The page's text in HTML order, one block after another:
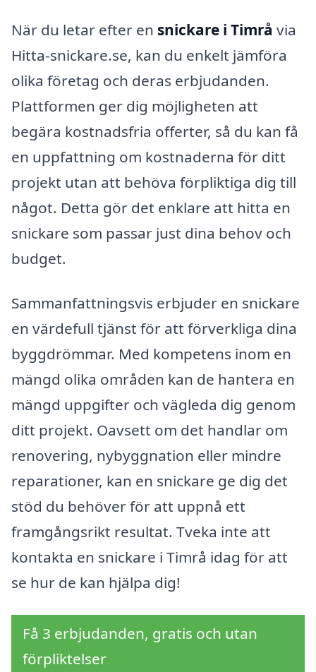
När du letar efter en snickare i Timrå via
Hitta-snickare.se, kan du enkelt jämföra
olika företag och deras erbjudanden.
Plattformen ger dig möjligheten att
begära kostnadsfria offerter, så du kan få
en uppfattning om kostnaderna för ditt
projekt utan att behöva förpliktiga dig till
något. Detta gör det enklare att hitta en
snickare som passar just dina behov och
budget.
Sammanfattningsvis erbjuder en snickare
en värdefull tjänst för att förverkliga dina
byggdrömmar. Med kompetens inom en
mängd olika områden kan de hantera en
mängd uppgifter och vägleda dig genom
ditt projekt. Oavsett om det handlar om
renovering, nybyggnation eller mindre
reparationer, kan en snickare ge dig det
stöd du behöver för att uppnå ett
framgångsrikt resultat. Tveka inte att
kontakta en snickare i Timrå idag för att
se hur de kan hjälpa dig!
Få 3 erbjudanden, gratis och utan
förpliktelser